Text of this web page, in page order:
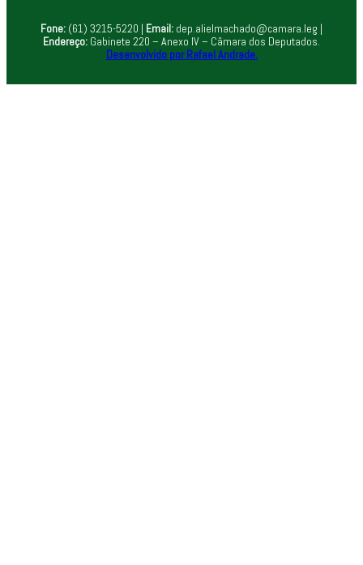
Fone: (61) 3215-5220 | Email: dep.alielmachado@camara.leg |
Endereço: Gabinete 220 – Anexo IV – Câmara dos Deputados.
Desenvolvido por Rafael Andrade.